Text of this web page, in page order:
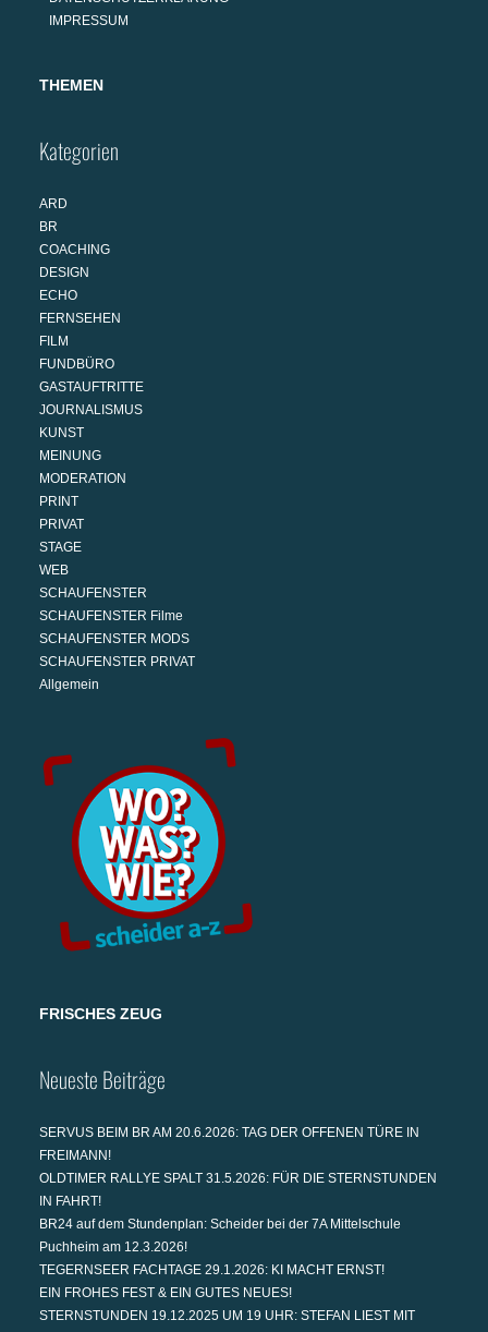
IMPRESSUM
THEMEN
Kategorien
ARD
BR
COACHING
DESIGN
ECHO
FERNSEHEN
FILM
FUNDBÜRO
GASTAUFTRITTE
JOURNALISMUS
KUNST
MEINUNG
MODERATION
PRINT
PRIVAT
STAGE
WEB
SCHAUFENSTER
SCHAUFENSTER Filme
SCHAUFENSTER MODS
SCHAUFENSTER PRIVAT
Allgemein
FRISCHES ZEUG
Neueste Beiträge
SERVUS BEIM BR AM 20.6.2026: TAG DER OFFENEN TÜRE IN
FREIMANN!
OLDTIMER RALLYE SPALT 31.5.2026: FÜR DIE STERNSTUNDEN
IN FAHRT!
BR24 auf dem Stundenplan: Scheider bei der 7A Mittelschule
Puchheim am 12.3.2026!
TEGERNSEER FACHTAGE 29.1.2026: KI MACHT ERNST!
EIN FROHES FEST & EIN GUTES NEUES!
STERNSTUNDEN 19.12.2025 UM 19 UHR: STEFAN LIEST MIT